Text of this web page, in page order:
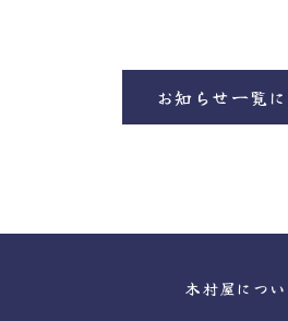
お知らせ一覧
木村屋につい